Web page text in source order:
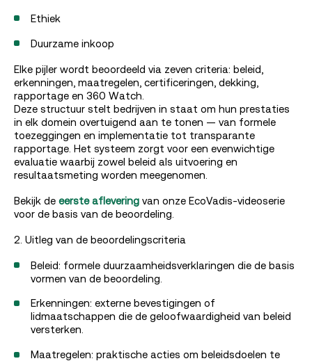
Ethiek
Duurzame inkoop
Elke pijler wordt beoordeeld via zeven criteria: beleid,
erkenningen, maatregelen, certificeringen, dekking,
rapportage en 360 Watch.
Deze structuur stelt bedrijven in staat om hun prestaties
in elk domein overtuigend aan te tonen — van formele
toezeggingen en implementatie tot transparante
rapportage. Het systeem zorgt voor een evenwichtige
evaluatie waarbij zowel beleid als uitvoering en
resultaatsmeting worden meegenomen.
Bekijk de eerste aflevering van onze EcoVadis-videoserie
voor de basis van de beoordeling.
2. Uitleg van de beoordelingscriteria
Beleid: formele duurzaamheidsverklaringen die de basis
vormen van de beoordeling.
Erkenningen: externe bevestigingen of
lidmaatschappen die de geloofwaardigheid van beleid
versterken.
Maatregelen: praktische acties om beleidsdoelen te